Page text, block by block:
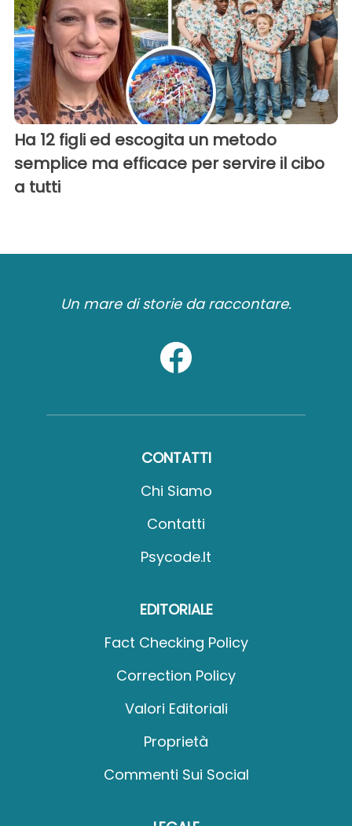
Ha 12 figli ed escogita un metodo
semplice ma efficace per servire il cibo
a tutti
Un mare di storie da raccontare.
CONTATTI
Chi Siamo
Contatti
Psycode.it
EDITORIALE
Fact Checking Policy
Correction Policy
Valori Editoriali
Proprietà
Commenti Sui Social